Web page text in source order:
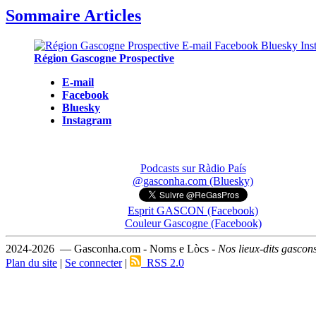
Sommaire Articles
Région Gascogne Prospective
E-mail
Facebook
Bluesky
Instagram
Podcasts sur Ràdio País
@gasconha.com (Bluesky)
Esprit GASCON (Facebook)
Couleur Gascogne (Facebook)
2024-2026 — Gasconha.com - Noms e Lòcs - Nos lieux-dits
Plan du site | Se connecter| RSS 2.0